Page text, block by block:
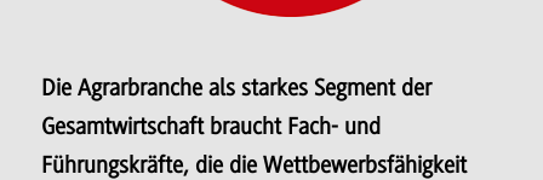
Die Agrarbranche als starkes Segment der
Gesamtwirtschaft braucht Fach- und
Führungskräfte, die die Wettbewerbsfähigkeit